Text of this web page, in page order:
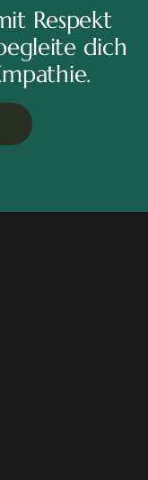
Respekt
dich